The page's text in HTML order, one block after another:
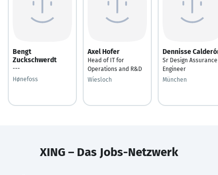
Bengt
Zuckschwerdt
---
Hønefoss
Axel Hofer
Head of IT for
Operations and R&D
Wiesloch
Dennisse
Sr Design Assurance
Engineer
München
XING – Das Jobs-Netzwerk